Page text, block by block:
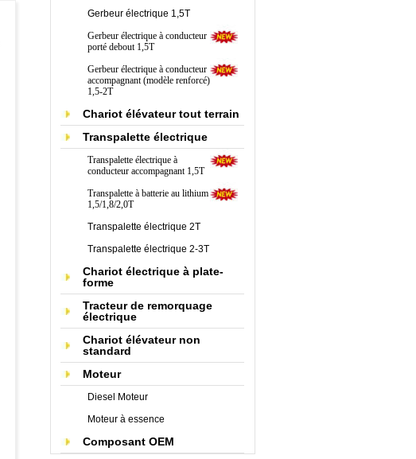
Gerbeur électrique 1,5T
Gerbeur électrique à conducteur
porté debout 1,5T
Gerbeur électrique à conducteur
accompagnant (modèle renforcé)
1,5-2T
Chariot élévateur tout terrain
Transpalette électrique
Transpalette électrique à
conducteur accompagnant 1,5T
Transpalette à batterie au lithium
1,5/1,8/2,0T
Transpalette électrique 2T
Transpalette électrique 2-3T
Chariot électrique à plate-
forme
Tracteur de remorquage
électrique
Chariot élévateur non
standard
Moteur
Diesel Moteur
Moteur à essence
Composant OEM